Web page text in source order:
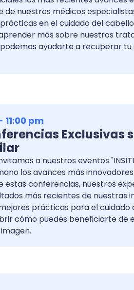
nuestros médicos
en el cuidado del
más sobre nuestros
ayudarte a recuperar tu
pm
Exclusivas
a nuestros eventos
los avances más
estas conferencias, nuestros
más recientes de nuestras
prácticas para el cuidado
cómo puedes beneficiarte de